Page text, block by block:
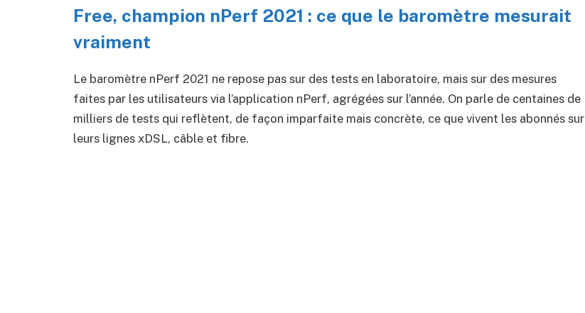
Free, champion nPerf 2021 : ce que le baromètre mesurait
vraiment
Le baromètre nPerf 2021 ne repose pas sur des tests en laboratoire, mais sur des mesures
faites par les utilisateurs via l’application nPerf, agrégées sur l’année. On parle de centaines de
milliers de tests qui reflètent, de façon imparfaite mais concrète, ce que vivent les abonnés sur
leurs lignes xDSL, câble et fibre.